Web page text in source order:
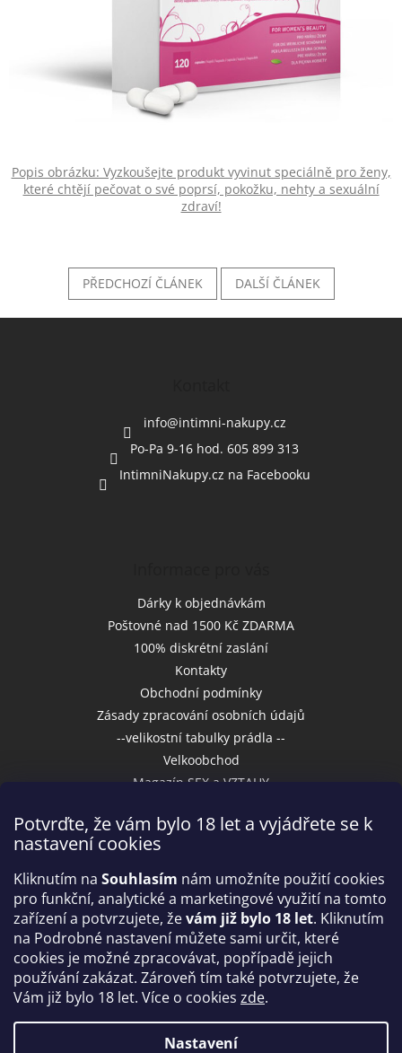
Potvrďte, že vám bylo 18 let a vyjádřete se k
nastavení cookies
Kliknutím na Souhlasím nám umožníte použití cookies
pro funkční, analytické a marketingové využití na tomto
zařízení a potvrzujete, ževám již bylo 18 let. Kliknutím
na Podrobné nastavení můžete sami určit, které
cookies je možné zpracovávat, popřípadě jejich
používání zakázat. Zároveň tím také potvrzujete, že
Vám již bylo 18 let. Více o cookies zde.
Nastavení
Popis obrázku: Vyzkoušejte produkt vyvinut speciálně pro ženy,
které chtějí pečovat o své poprsí, pokožku, nehty a sexuální
zdraví!
PŘEDCHOZÍ ČLÁNEK DALŠÍ ČLÁNEK
info@intimni-nakupy.cz
Po-Pa 9-16 hod. 605 899 313
IntimniNakupy.cz na Facebooku
Dárky k objednávkám
Poštovné nad 1500 Kč ZDARMA
100% diskrétní zaslání
Kontakty
Obchodní podmínky
Zásady zpracování osobních údajů
--velikostní tabulky prádla --
Velkoobchod
Magazín SEX a VZTAHY
Přijímáme online platby